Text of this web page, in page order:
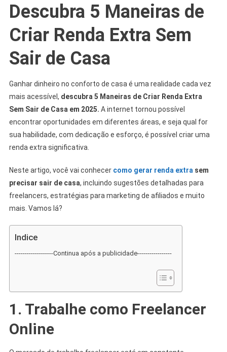
Descubra 5 Maneiras de
Criar Renda Extra Sem
Sair de Casa
Ganhar dinheiro no conforto de casa é uma realidade cada vez
mais acessível, descubra 5 Maneiras de Criar Renda Extra
Sem Sair de Casa em 2025. A internet tornou possível
encontrar oportunidades em diferentes áreas, e seja qual for
sua habilidade, com dedicação e esforço, é possível criar uma
renda extra significativa.
Neste artigo, você vai conhecer como gerar renda extra sem
precisar sair de casa, incluindo sugestões detalhadas para
freelancers, estratégias para marketing de afiliados e muito
mais. Vamos lá?
Indice
-------------------Continua após a publicidade-----------------
1. Trabalhe como Freelancer
Online